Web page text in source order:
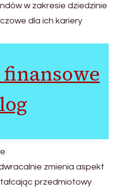
w zakresie dziedzinie
dla ich kariery
zmienia aspekt
przedmiotowy